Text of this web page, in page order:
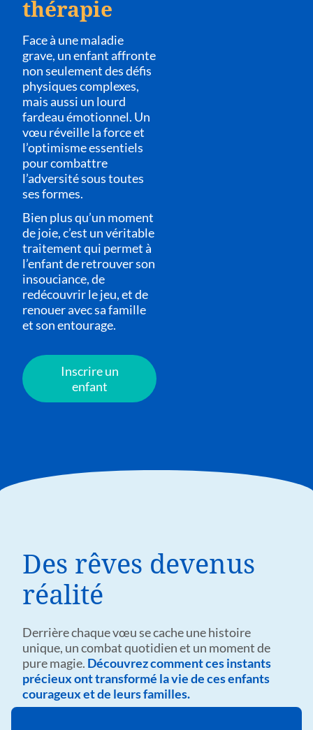
thérapie
Face à une maladie
grave, un enfant affronte
non seulement des défis
physiques complexes,
mais aussi un lourd
fardeau émotionnel. Un
vœu réveille la force et
l’optimisme essentiels
pour combattre
l’adversité sous toutes
ses formes.
Bien plus qu’un moment
de joie, c’est un véritable
traitement qui permet à
l’enfant de retrouver son
insouciance, de
redécouvrir le jeu, et de
renouer avec sa famille
et son entourage.
Inscrire un
enfant
Des rêves devenus
réalité
Derrière chaque vœu se cache une histoire
unique, un combat quotidien et un moment de
pure magie. Découvrez comment ces instants
précieux ont transformé la vie de ces enfants
courageux et de leurs familles.